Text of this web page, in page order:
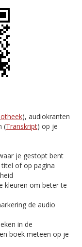
), audiokranten
(Transkript) op je
je gestopt bent
of op pagina
kleuren om beter te
de audio
in de
boek meteen op je